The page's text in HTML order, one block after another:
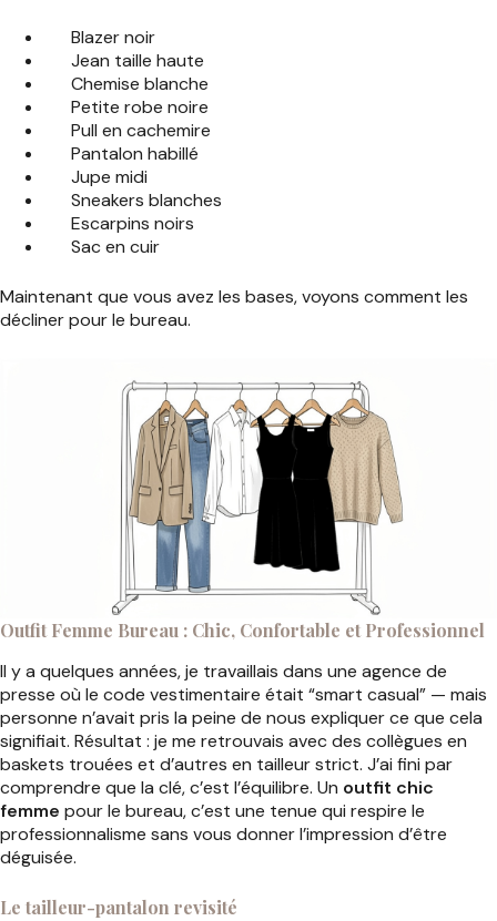
Blazer noir
Jean taille haute
Chemise blanche
Petite robe noire
Pull en cachemire
Pantalon habillé
Jupe midi
Sneakers blanches
Escarpins noirs
Sac en cuir
Maintenant que vous avez les bases, voyons comment les
décliner pour le bureau.
Outfit Femme Bureau : Chic, Confortable et Professionnel
Il y a quelques années, je travaillais dans une agence de
presse où le code vestimentaire était “smart casual” — mais
personne n’avait pris la peine de nous expliquer ce que cela
signifiait. Résultat : je me retrouvais avec des collègues en
baskets trouées et d’autres en tailleur strict. J’ai fini par
comprendre que la clé, c’est l’équilibre. Un outfit chic
femme pour le bureau, c’est une tenue qui respire le
professionnalisme sans vous donner l’impression d’être
déguisée.
Le tailleur-pantalon revisité